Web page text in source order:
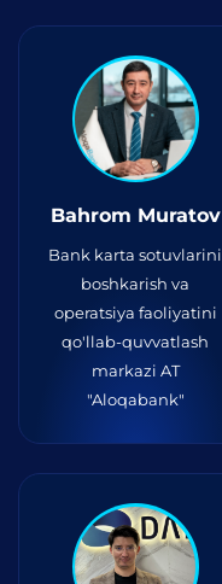
Bahrom Muratov
Bank karta sotuvlarini
boshkarish va
operatsiya faoliyatini
qo'llab-quvvatlash
markazi AT
"Aloqabank"